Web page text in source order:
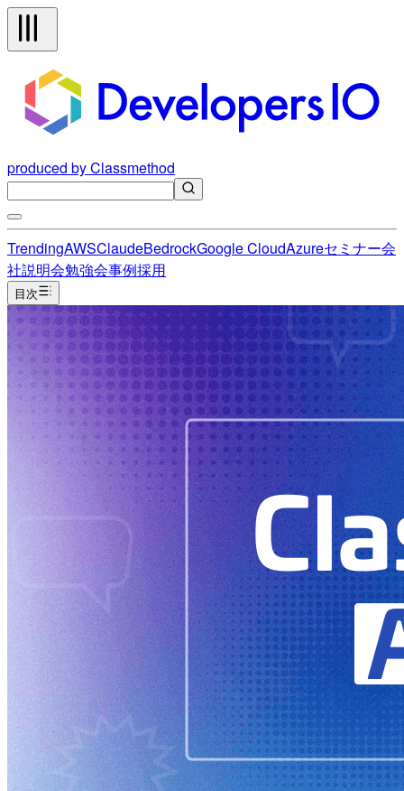
produced by Classmethod
TrendingAWSClaudeBedrockGoogle CloudAzureセミナー会
社説明会勉強会事例採用
目次